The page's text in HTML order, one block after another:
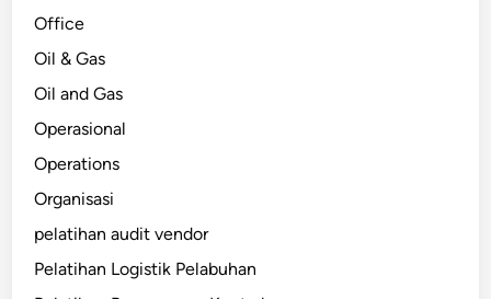
Office
Oil & Gas
Oil and Gas
Operasional
Operations
Organisasi
pelatihan audit vendor
Pelatihan Logistik Pelabuhan